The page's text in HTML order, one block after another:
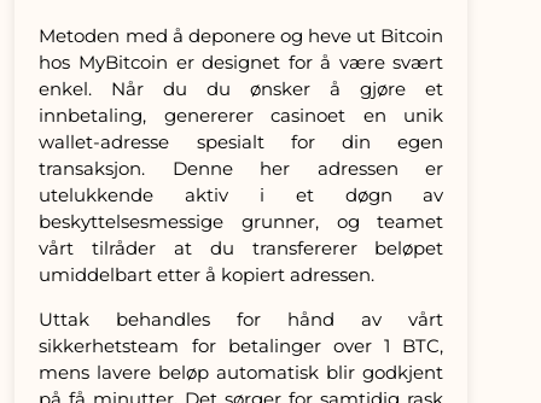
Metoden med å deponere og heve ut Bitcoin
hos MyBitcoin er designet for å være svært
enkel. Når du du ønsker å gjøre et
innbetaling, genererer casinoet en unik
wallet-adresse spesialt for din egen
transaksjon. Denne her adressen er
utelukkende aktiv i et døgn av
beskyttelsesmessige grunner, og teamet
vårt tilråder at du transfererer beløpet
umiddelbart etter å kopiert adressen.
Uttak behandles for hånd av vårt
sikkerhetsteam for betalinger over 1 BTC,
mens lavere beløp automatisk blir godkjent